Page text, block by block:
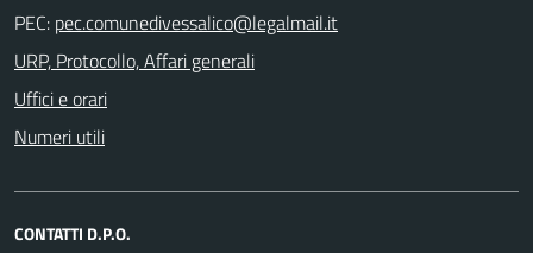
PEC:
URP, Protocollo, Affari generali
Uffici e orari
Numeri utili
CONTATTI D.P.O.